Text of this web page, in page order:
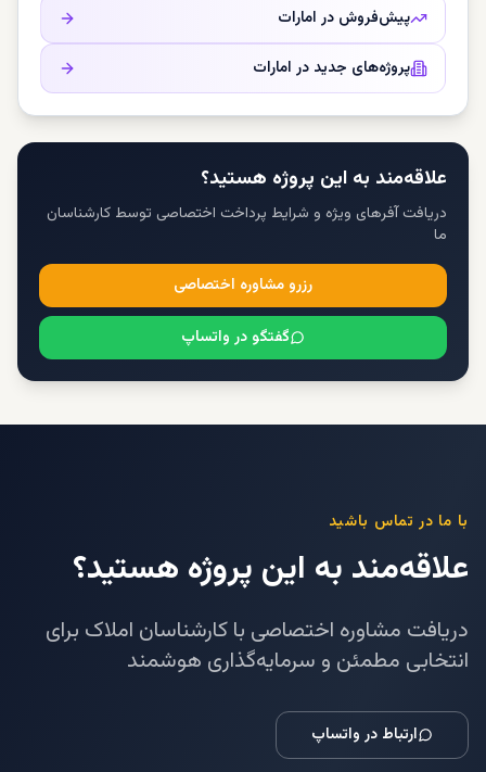
پیش‌فروش در امارات
پروژه‌های جدید در امارات
علاقه‌مند به این پروژه هستید؟
دریافت آفرهای ویژه و شرایط پرداخت اختصاصی توسط کارشناسان
ما
رزرو مشاوره اختصاصی
گفتگو در واتساپ
با ما در تماس باشید
علاقه‌مند به این پروژه هستید؟
دریافت مشاوره اختصاصی با کارشناسان املاک برای
انتخابی مطمئن و سرمایه‌گذاری هوشمند
ارتباط در واتساپ